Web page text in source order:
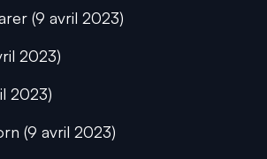
(9 avril 2023)
2023)
2023)
(9 avril 2023)